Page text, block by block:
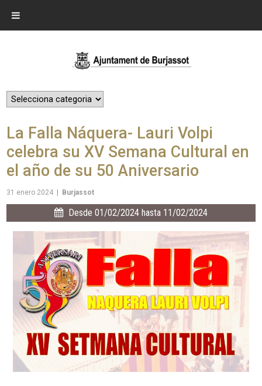
La Falla Náquera- Lauri Volpi
celebra su XV Semana Cultural en
el año de su 50 Aniversario
31 enero 2024 Burjassot
Desde 01/02/2024 hasta 11/02/2024